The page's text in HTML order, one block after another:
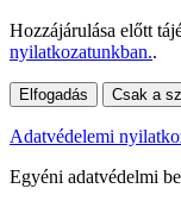
Hozzájárulása előtt
nyilatkozatunkban..
Elfogadás Csak a
Adatvédelemi
Egyéni adatvédelmi